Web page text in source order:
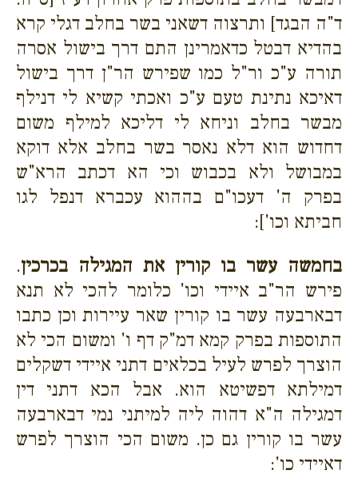
ד"ה הבגד] ותרצוה דשאני בשר בחלב דגלי קרא
בהדיא דבטל כדאמרינן התם דרך בישול אסרה
תורה ע"כ ור"ל כמו שפירש הר"ן דרך בישול
דאיכא נתינת טעם ע"כ ואכתי קשיא לי דנילף
מבשר בחלב וניחא לי דליכא למילף משום
דחדוש הוא דלא נאסר בשר בחלב אלא דוקא
במבושל ולא בכבוש וכי הא דכתב הרא"ש
בפרק ה' דעכו"ם בההוא עכברא דנפל לגו
חביתא וכו']:
בחמשה עשר בו קורין את המגילה בכרכין.
פירש הר"ב איידי וכו' כלומר להכי לא תנא
דבארבעה עשר בו קורין שאר עיירות וכן כתבו
התוספות בפרק קמא דמ"ק דף ו' ומשום הכי לא
הוצרך לפרש לעיל בכלאים דתני איידי דשקלים
דמילתא דפשיטא הוא. אבל הכא דתני דין
דמגילה ה"א דהוה ליה למיתני נמי דבארבעה
עשר בו קורין גם כן. משום הכי הוצרך לפרש
דאיידי כו':